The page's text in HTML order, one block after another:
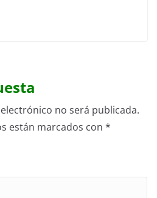
no será publicada.
están marcados con *